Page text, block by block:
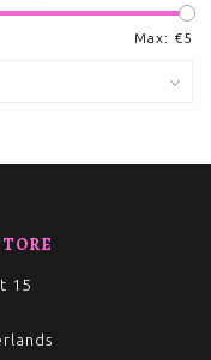
Max: €5
15